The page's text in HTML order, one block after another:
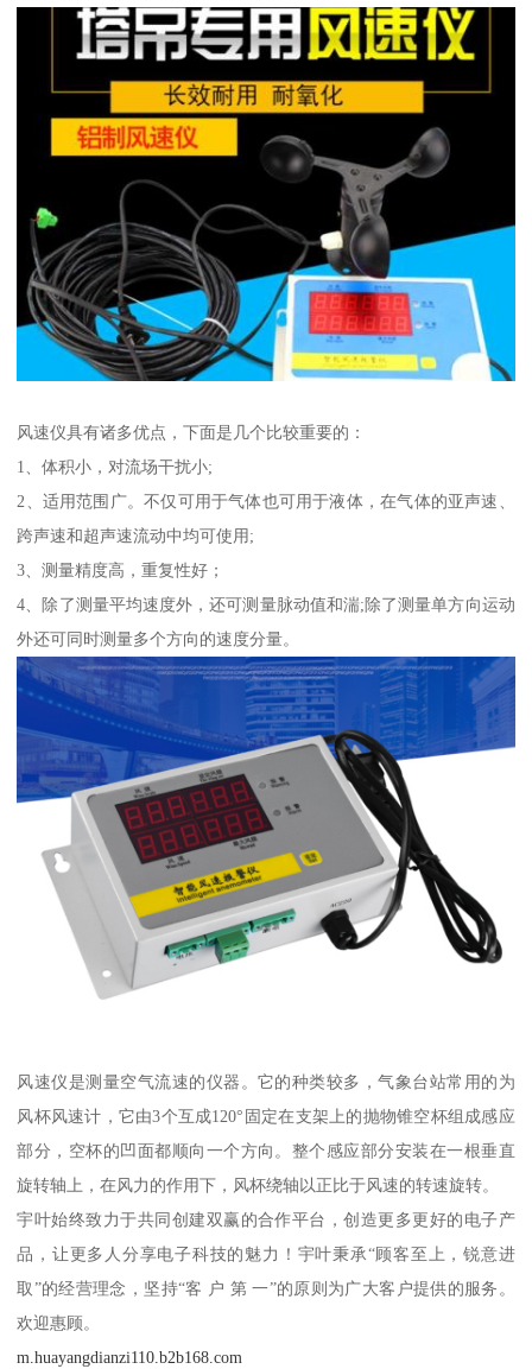
风速仪具有诸多优点，下面是几个比较重要的：
1、体积小，对流场干扰小;
2、适用范围广。不仅可用于气体也可用于液体，在气体的亚声速、
跨声速和超声速流动中均可使用;
3、测量精度高，重复性好；
4、除了测量平均速度外，还可测量脉动值和湍;除了测量单方向运动
外还可同时测量多个方向的速度分量。
风速仪是测量空气流速的仪器。它的种类较多，气象台站常用的为
风杯风速计，它由3个互成120°固定在支架上的抛物锥空杯组成感应
部分，空杯的凹面都顺向一个方向。整个感应部分安装在一根垂直
旋转轴上，在风力的作用下，风杯绕轴以正比于风速的转速旋转。
宇叶始终致力于共同创建双赢的合作平台，创造更多更好的电子产
品，让更多人分享电子科技的魅力！宇叶秉承“顾客至上，锐意进
取”的经营理念，坚持“客 户 第 一”的原则为广大客户提供的服务。
欢迎惠顾。
m.huayangdianzi110.b2b168.com